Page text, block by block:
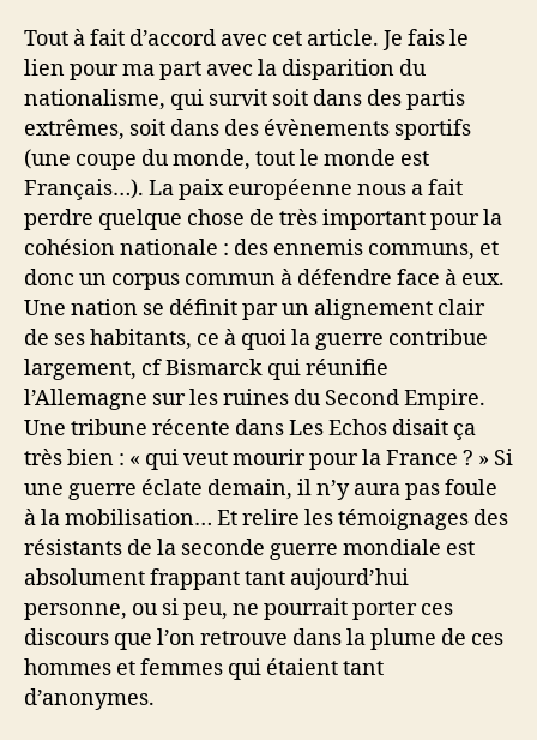
Tout à fait d’accord avec cet article. Je fais le
lien pour ma part avec la disparition du
nationalisme, qui survit soit dans des partis
extrêmes, soit dans des évènements sportifs
(une coupe du monde, tout le monde est
Français…). La paix européenne nous a fait
perdre quelque chose de très important pour la
cohésion nationale : des ennemis communs, et
donc un corpus commun à défendre face à eux.
Une nation se définit par un alignement clair
de ses habitants, ce à quoi la guerre contribue
largement, cf Bismarck qui réunifie
l’Allemagne sur les ruines du Second Empire.
Une tribune récente dans Les Echos disait ça
très bien : « qui veut mourir pour la France ? » Si
une guerre éclate demain, il n’y aura pas foule
à la mobilisation… Et relire les témoignages des
résistants de la seconde guerre mondiale est
absolument frappant tant aujourd’hui
personne, ou si peu, ne pourrait porter ces
discours que l’on retrouve dans la plume de ces
hommes et femmes qui étaient tant
d’anonymes.